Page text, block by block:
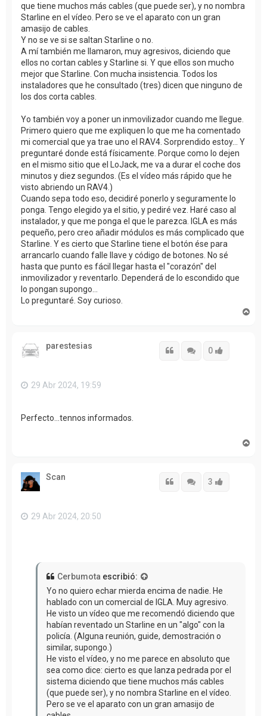
que tiene muchos más cables (que puede ser), y no nombra
Starline en el vídeo. Pero se ve el aparato con un gran
amasijo de cables.
Y no se ve si se saltan Starline o no.
A mí también me llamaron, muy agresivos, diciendo que
ellos no cortan cables y Starline si. Y que ellos son mucho
mejor que Starline. Con mucha insistencia. Todos los
instaladores que he consultado (tres) dicen que ninguno de
los dos corta cables.
Yo también voy a poner un inmovilizador cuando me llegue.
Primero quiero que me expliquen lo que me ha comentado
mi comercial que ya trae uno el RAV4. Sorprendido estoy... Y
preguntaré donde está físicamente. Porque como lo dejen
en el mismo sitio que el LoJack, me va a durar el coche dos
minutos y diez segundos. (Es el vídeo más rápido que he
visto abriendo un RAV4.)
Cuando sepa todo eso, decidiré ponerlo y seguramente lo
ponga. Tengo elegido ya el sitio, y pediré vez. Haré caso al
instalador, y que me ponga el que le parezca. IGLA es más
pequeño, pero creo añadir módulos es más complicado que
Starline. Y es cierto que Starline tiene el botón ése para
arrancarlo cuando falle llave y código de botones. No sé
hasta que punto es fácil llegar hasta el "corazón" del
inmovilizador y reventarlo. Dependerá de lo escondido que
lo pongan supongo...
Lo preguntaré. Soy curioso.
parestesias Citar 0
Citar
29 Abr 2024, 19:59
Perfecto...tennos informados.
Scan Citar 3
Citar
29 Abr 2024, 20:50
Cerbumota escribió:
Yo no quiero echar mierda encima de nadie. He
hablado con un comercial de IGLA. Muy agresivo.
He visto un vídeo que me recomendó diciendo que
habían reventado un Starline en un "algo" con la
policía. (Alguna reunión, guide, demostración o
similar, supongo.)
He visto el vídeo, y no me parece en absoluto que
sea como dice: cierto es que lanza pedrada por el
sistema diciendo que tiene muchos más cables
(que puede ser), y no nombra Starline en el vídeo.
Pero se ve el aparato con un gran amasijo de